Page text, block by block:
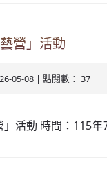
營」活動
05-08 | 點閱數： 37 |
活動 時間：115年